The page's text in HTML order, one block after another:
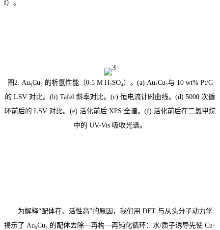
f）。
图2. Au₅Cu₂ 的析氢性能（0.5 M H₂SO₄）。(a) Au₅Cu₂与 10 wt% Pt/C
的 LSV 对比。(b) Tafel 斜率对比。(c) 恒电流计时曲线。(d) 5000 次循
环前后的 LSV 对比。(e) 活化前后 XPS 全谱。(f) 活化前后在二氯甲烷
中的 UV-Vis 吸收光谱。
为解释“配体在、活性高”的原因，我们用 DFT 与从头分子动力学
揭示了 Au₅Cu₂ 的配体去除—再构—再钝化循环：水/质子诱导先使 Cu-